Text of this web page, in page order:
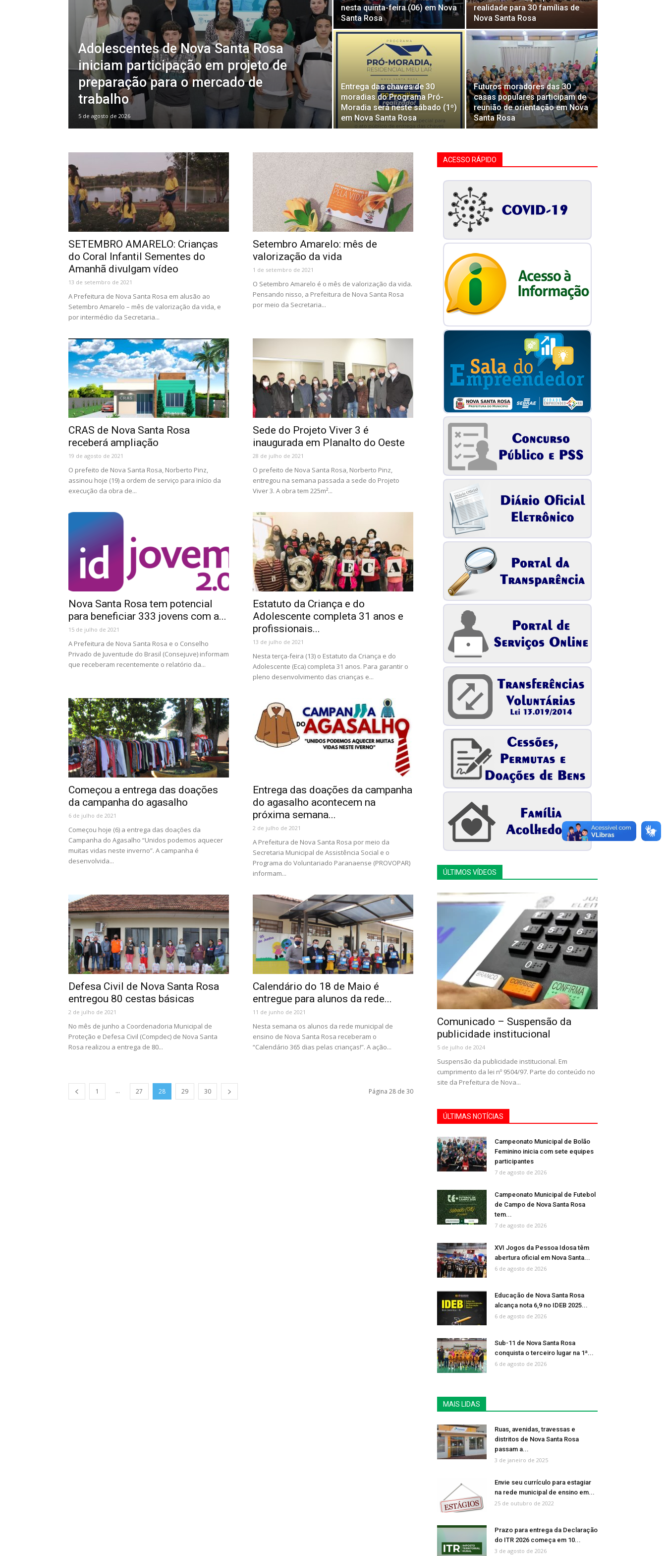
Adolescentes de Nova Santa Rosa
iniciam participação em projeto de
preparação para o mercado de
trabalho
5 de agosto de 2026
nesta quinta-feira (06) em Nova
Santa Rosa
realidade para 30 famílias de
Nova Santa Rosa
Entrega das chaves de 30
moradias do Programa Pró-
Moradia será neste sábado (1º)
em Nova Santa Rosa
Futuros moradores das 30
casas populares participam de
reunião de orientação em Nova
Santa Rosa
SETEMBRO AMARELO: Crianças
do Coral Infantil Sementes do
Amanhã divulgam vídeo
13 de setembro de 2021
A Prefeitura de Nova Santa Rosa em alusão ao
Setembro Amarelo – mês de valorização da vida, e
por intermédio da Secretaria...
Setembro Amarelo: mês de
valorização da vida
1 de setembro de 2021
O Setembro Amarelo é o mês de valorização da vida.
Pensando nisso, a Prefeitura de Nova Santa Rosa
por meio da Secretaria...
CRAS de Nova Santa Rosa
receberá ampliação
19 de agosto de 2021
O prefeito de Nova Santa Rosa, Norberto Pinz,
assinou hoje (19) a ordem de serviço para início da
execução da obra de...
Sede do Projeto Viver 3 é
inaugurada em Planalto do Oeste
28 de julho de 2021
O prefeito de Nova Santa Rosa, Norberto Pinz,
entregou na semana passada a sede do Projeto
Viver 3. A obra tem 225m²...
Nova Santa Rosa tem potencial
para beneficiar 333 jovens com a...
15 de julho de 2021
A Prefeitura de Nova Santa Rosa e o Conselho
Privado de Juventude do Brasil (Consejuve) informam
que receberam recentemente o relatório da...
Estatuto da Criança e do
Adolescente completa 31 anos e
profissionais...
13 de julho de 2021
Nesta terça-feira (13) o Estatuto da Criança e do
Adolescente (Eca) completa 31 anos. Para garantir o
pleno desenvolvimento das crianças e...
Começou a entrega das doações
da campanha do agasalho
6 de julho de 2021
Começou hoje (6) a entrega das doações da
Campanha do Agasalho “Unidos podemos aquecer
muitas vidas neste inverno”. A campanha é
desenvolvida...
Entrega das doações da campanha
do agasalho acontecem na
próxima semana...
2 de julho de 2021
A Prefeitura de Nova Santa Rosa por meio da
Secretaria Municipal de Assistência Social e o
Programa do Voluntariado Paranaense (PROVOPAR)
informam...
Defesa Civil de Nova Santa Rosa
entregou 80 cestas básicas
2 de julho de 2021
No mês de junho a Coordenadoria Municipal de
Proteção e Defesa Civil (Compdec) de Nova Santa
Rosa realizou a entrega de 80...
Calendário do 18 de Maio é
entregue para alunos da rede...
11 de junho de 2021
Nesta semana os alunos da rede municipal de
ensino de Nova Santa Rosa receberam o
“Calendário 365 dias pelas crianças!”. A ação...
1 ... 27 28 29 30 Página 28 de 30
ACESSO RÁPIDO
ÚLTIMOS VÍDEOS
Comunicado – Suspensão da
publicidade institucional
5 de julho de 2024
Suspensão da publicidade institucional. Em
cumprimento da lei nº 9504/97. Parte do conteúdo no
site da Prefeitura de Nova...
ÚLTIMAS NOTÍCIAS
Campeonato Municipal de Bolão
Feminino inicia com sete equipes
participantes
7 de agosto de 2026
Campeonato Municipal de Futebol
de Campo de Nova Santa Rosa
tem...
7 de agosto de 2026
XVI Jogos da Pessoa Idosa têm
abertura oficial em Nova Santa...
6 de agosto de 2026
Educação de Nova Santa Rosa
alcança nota 6,9 no IDEB 2025...
6 de agosto de 2026
Sub-11 de Nova Santa Rosa
conquista o terceiro lugar na 1ª...
6 de agosto de 2026
MAIS LIDAS
Ruas, avenidas, travessas e
distritos de Nova Santa Rosa
passam a...
3 de janeiro de 2025
Envie seu currículo para estagiar
na rede municipal de ensino em...
25 de outubro de 2022
Prazo para entrega da Declaração
do ITR 2026 começa em 10...
3 de agosto de 2026